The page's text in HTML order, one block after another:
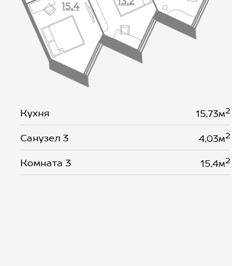
Кухня 15,73м2
Санузел 3 4,03м2
Комната 3 15,4м2